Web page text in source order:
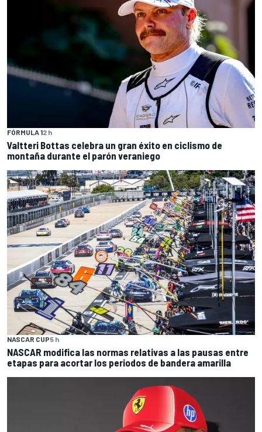
FÓRMULA 12 h
Valtteri Bottas celebra un gran éxito en ciclismo de
montaña durante el parón veraniego
NASCAR CUP5 h
NASCAR modifica las normas relativas a las pausas entre
etapas para acortar los periodos de bandera amarilla